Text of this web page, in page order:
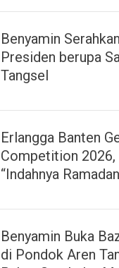
Benyamin
Presiden berupa
Tangsel
Erlangga Banten
Competition 2026,
“Indahnya
Benyamin Buka
di Pondok Aren